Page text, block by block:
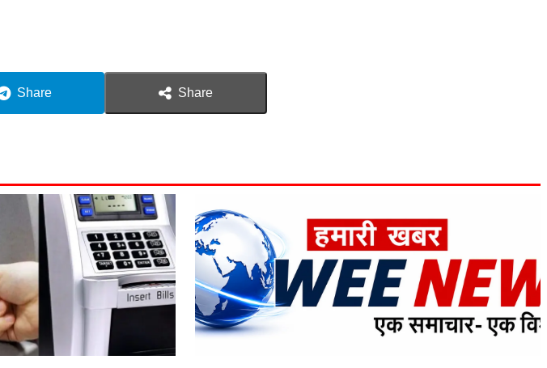
Share Share